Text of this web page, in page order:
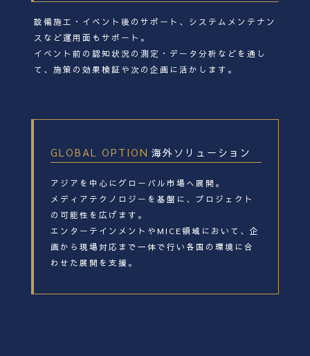
設備施工・イベント後のサポート、システムメンテナン
スなど運用面もサポート。
イベント前の認知状況の測定・データ分析などを通し
て、施策の効果検証や次の企画に活かします。
GLOBAL OPTION 海外ソリューション
アジアを中心にグローバル市場へ展開。
メディアテクノロジーを基盤に、プロジェクト
の可能性を広げます。
エンターテインメントやMICE領域において、企
画から現場対応まで一体で行い各国の環境に合
わせた展開を支援。